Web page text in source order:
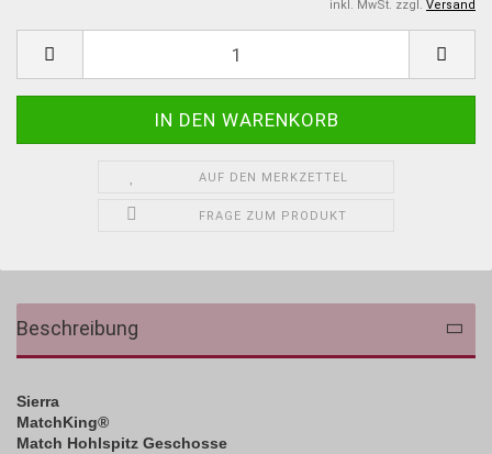
inkl. MwSt. zzgl. Versand
AUF DEN MERKZETTEL
FRAGE ZUM PRODUKT
Beschreibung
Sierra
MatchKing®
Match Hohlspitz Geschosse